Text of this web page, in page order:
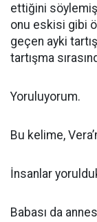
ettiğini
onu eskisi gibi
geçen ayki
tartışma
Yoruluyorum.
Bu kelime,
İnsanlar
Babası da